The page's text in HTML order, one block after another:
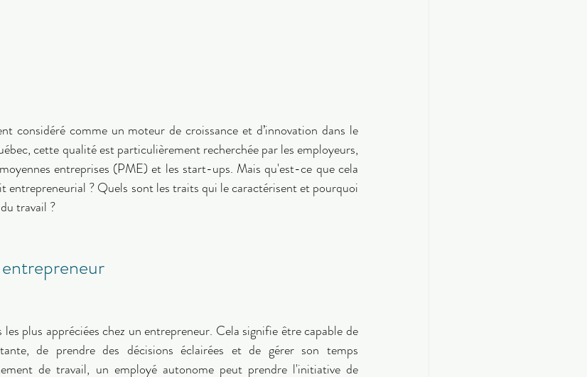
considéré comme un moteur de croissance et d’innovation dans le
cette qualité est particulièrement recherchée par les employeurs,
entreprises (PME) et les start-ups. Mais qu'est-ce que cela
entrepreneurial ? Quels sont les traits qui le caractérisent et pourquoi
travail ?
plus appréciées chez un entrepreneur. Cela signifie être capable de
de prendre des décisions éclairées et de gérer son temps
de travail, un employé autonome peut prendre l'initiative de